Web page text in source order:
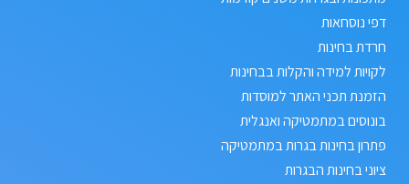
דפי נוסחאות
חרדת בחינות
לקויות למידה והקלות בבחינות
הזמנת תכני האתר למוסדות
בונוסים במתמטיקה ואנגלית
פתרון בחינות בגרות במתמטיקה
ציוני בחינות הבגרות